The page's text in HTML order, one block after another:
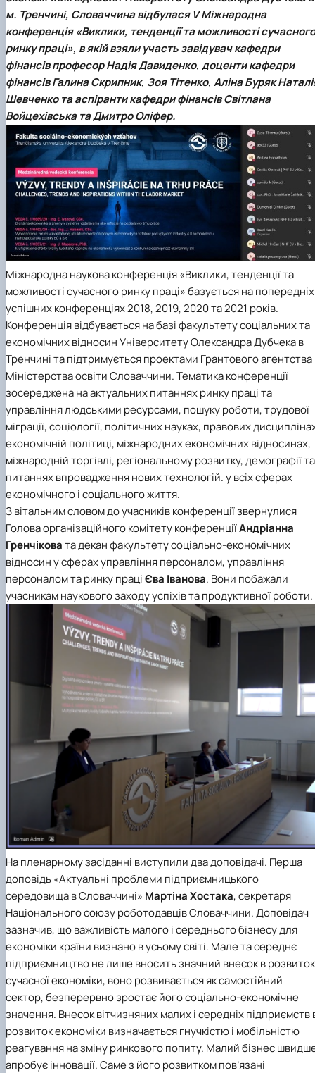
Проєкт «Розвиток лідерських навичок жінок
та мереж для забезпечення рівності у …
м. Тренчині, Словаччина відбуласяV Міжнародна
конференція «Виклики, тенденції та можливості сучасного
ринку праці», в якій взяли участь завідувачкафедри
фінансівпрофесорНадія Давиденко, доценти кафедри
фінансівГалина Скрипник, Зоя Тітенко, Аліна Буряк
Шевченкота аспіранти кафедри фінансівСвітлана
ВойцехівськатаДмитро Оліфер.
Міжнародна наукова конференція «Виклики, тенденції та
можливості сучасного ринку праці» базується на попередніх
успішних конференціях 2018, 2019, 2020 та 2021 років.
Конференція відбувається на базі факультету соціальних та
економічних відносин Університету Олександра Дубчека в
Тренчині та підтримується проектами Грантового агентства
Міністерства освіти Словаччини. Тематика конференції
зосереджена на актуальних питаннях ринку праці та
управління людськими ресурсами, пошуку роботи, трудової
міграції, соціології, політичних науках, правових
економічній політиці, міжнародних економічних відносинах,
міжнародній торгівлі, регіональному розвитку, демографії та
питаннях впровадження нових технологій. у всіх сферах
економічного і соціального життя.
З вітальним словом до учасників конференції звернулися
Голова організаційного комітету конференціїАндріанна
Гренчіковата декан факультету соціально-економічних
відносин у сферах управління персоналом, управління
персоналом та ринку праціЄва Іванова. Вони побажали
учасникам наукового заходу успіхів та продуктивної роботи.
На пленарному засіданні виступили два доповідачі. Перша
доповідь «Актуальні проблеми підприємницького
середовища в Словаччині» Мартіна Хостака, секретаря
Національного союзу роботодавців Словаччини. Доповідач
зазначив, що важливість малого і середнього бізнесу для
економіки країни визнано в усьому світі. Мале та середнє
підприємництво не лише вносить значний внесок в розвиток
сучасної економіки, воно розвивається як самостійний
сектор, безперервно зростає його соціально-економічне
значення. Внесок вітчизняних малих і середніх підприємств
розвиток економіки визначається гнучкістю і мобільністю
реагування на зміну ринкового попиту. Малий бізнес
апробує інновації. Саме з його розвитком пов’язані